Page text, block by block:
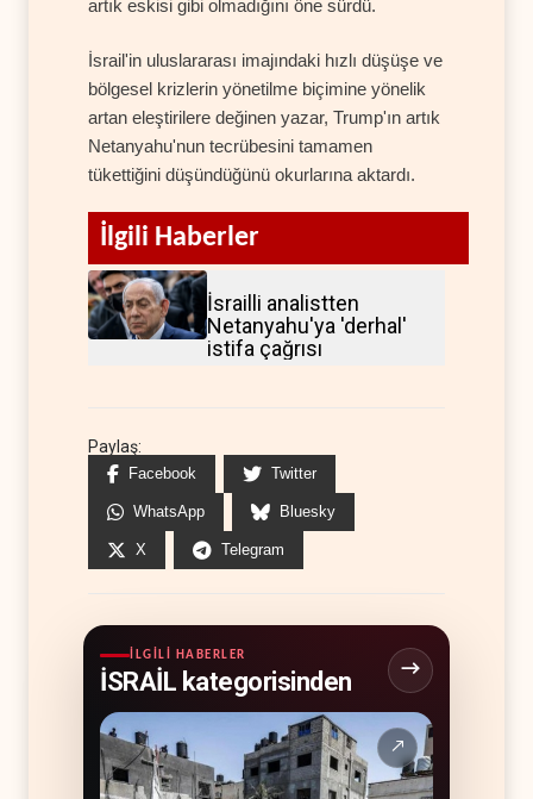
artık eskisi gibi olmadığını öne sürdü.
İsrail'in uluslararası imajındaki hızlı düşüşe ve
bölgesel krizlerin yönetilme biçimine yönelik
artan eleştirilere değinen yazar, Trump'ın artık
Netanyahu'nun tecrübesini tamamen
tükettiğini düşündüğünü okurlarına aktardı.
İlgili Haberler
İsrailli analistten
Netanyahu'ya 'derhal'
istifa çağrısı
Paylaş:
Facebook Twitter
WhatsApp Bluesky
X Telegram
İLGILI HABERLER
İSRAİL kategorisinden
↗